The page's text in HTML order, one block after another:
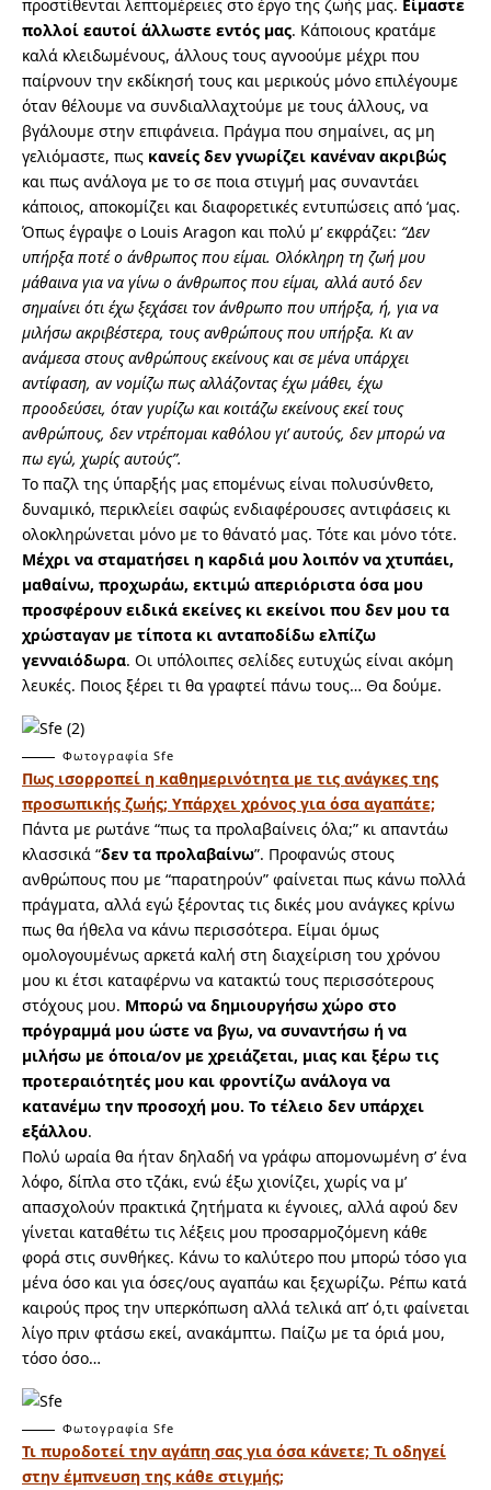
προστίθενται λεπτομέρειες στο έργο της ζωής μας. Είμαστε
πολλοί εαυτοί άλλωστε εντός μας. Κάποιους κρατάμε
καλά κλειδωμένους, άλλους τους αγνοούμε μέχρι που
παίρνουν την εκδίκησή τους και μερικούς μόνο επιλέγουμε
όταν θέλουμε να συνδιαλλαχτούμε με τους άλλους, να
βγάλουμε στην επιφάνεια. Πράγμα που σημαίνει, ας μη
γελιόμαστε, πως κανείς δεν γνωρίζει κανέναν ακριβώς
και πως ανάλογα με το σε ποια στιγμή μας συναντάει
κάποιος, αποκομίζει και διαφορετικές εντυπώσεις από ‘μας.
Όπως έγραψε ο Louis Aragon και πολύ μ’ εκφράζει: “Δεν
υπήρξα ποτέ ο άνθρωπος που είμαι. Ολόκληρη τη ζωή μου
μάθαινα για να γίνω ο άνθρωπος που είμαι, αλλά αυτό δεν
σημαίνει ότι έχω ξεχάσει τον άνθρωπο που υπήρξα, ή, για να
μιλήσω ακριβέστερα, τους ανθρώπους που υπήρξα. Κι αν
ανάμεσα στους ανθρώπους εκείνους και σε μένα υπάρχει
αντίφαση, αν νομίζω πως αλλάζοντας έχω μάθει, έχω
προοδεύσει, όταν γυρίζω και κοιτάζω εκείνους εκεί τους
ανθρώπους, δεν ντρέπομαι καθόλου γι’ αυτούς, δεν μπορώ να
πω εγώ, χωρίς αυτούς”.
Το παζλ της ύπαρξής μας επομένως είναι πολυσύνθετο,
δυναμικό, περικλείει σαφώς ενδιαφέρουσες αντιφάσεις κι
ολοκληρώνεται μόνο με το θάνατό μας. Τότε και μόνο τότε.
Μέχρι να σταματήσει η καρδιά μου λοιπόν να χτυπάει,
μαθαίνω, προχωράω, εκτιμώ απεριόριστα όσα μου
προσφέρουν ειδικά εκείνες κι εκείνοι που δεν μου τα
χρώσταγαν με τίποτα κι ανταποδίδω ελπίζω
γενναιόδωρα. Οι υπόλοιπες σελίδες ευτυχώς είναι ακόμη
λευκές. Ποιος ξέρει τι θα γραφτεί πάνω τους… Θα δούμε.
Φωτογραφία Sfe
Πως ισορροπεί η καθημερινότητα με τις ανάγκες της
προσωπικής ζωής; Υπάρχει χρόνος για όσα αγαπάτε;
Πάντα με ρωτάνε “πως τα προλαβαίνεις όλα;” κι απαντάω
κλασσικά “δεν τα προλαβαίνω”. Προφανώς στους
ανθρώπους που με “παρατηρούν” φαίνεται πως κάνω πολλά
πράγματα, αλλά εγώ ξέροντας τις δικές μου ανάγκες κρίνω
πως θα ήθελα να κάνω περισσότερα. Είμαι όμως
ομολογουμένως αρκετά καλή στη διαχείριση του χρόνου
μου κι έτσι καταφέρνω να κατακτώ τους περισσότερους
στόχους μου. Μπορώ να δημιουργήσω χώρο στο
πρόγραμμά μου ώστε να βγω, να συναντήσω ή να
μιλήσω με όποια/ον με χρειάζεται, μιας και ξέρω τις
προτεραιότητές μου και φροντίζω ανάλογα να
κατανέμω την προσοχή μου. Το τέλειο δεν υπάρχει
εξάλλου.
Πολύ ωραία θα ήταν δηλαδή να γράφω απομονωμένη σ’ ένα
λόφο, δίπλα στο τζάκι, ενώ έξω χιονίζει, χωρίς να μ’
απασχολούν πρακτικά ζητήματα κι έγνοιες, αλλά αφού δεν
γίνεται καταθέτω τις λέξεις μου προσαρμοζόμενη κάθε
φορά στις συνθήκες. Κάνω το καλύτερο που μπορώ τόσο για
μένα όσο και για όσες/ους αγαπάω και ξεχωρίζω. Ρέπω κατά
καιρούς προς την υπερκόπωση αλλά τελικά απ’ ό,τι φαίνεται
λίγο πριν φτάσω εκεί, ανακάμπτω. Παίζω με τα όριά μου,
τόσο όσο…
Φωτογραφία Sfe
Τι πυροδοτεί την αγάπη σας για όσα κάνετε; Τι οδηγεί
στην έμπνευση της κάθε στιγμής;